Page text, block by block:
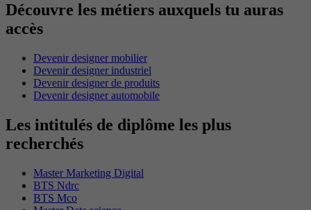
Découvre les métiers auxquels tu auras
accès
Devenir designer mobilier
Devenir designer industriel
Devenir designer de produits
Devenir designer automobile
Les intitulés de diplôme les plus
recherchés
Master Marketing Digital
BTS Ndrc
BTS Mco